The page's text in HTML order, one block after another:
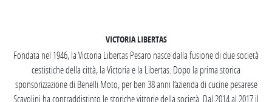
VICTORIA LIBERTAS
Fondata nel 1946, la Victoria Libertas Pesaro nasce dalla fusione di due società
cestistiche della città, la Victoria e la Libertas. Dopo la prima storica
sponsorizzazione di Benelli Moto, per ben 38 anni l’azienda di cucine pesarese
Scavolini ha contraddistinto le storiche vittorie della società. Dal 2014 al 2017 il